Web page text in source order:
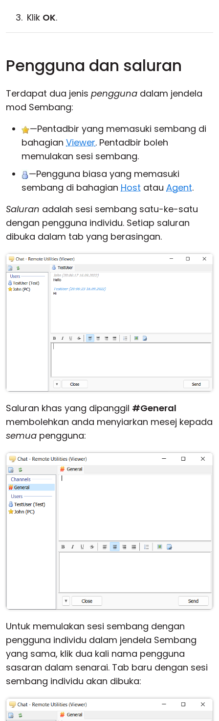
Klik OK.
Pengguna dan saluran
Terdapat dua jenis pengguna dalam jendela
mod Sembang:
—Pentadbir yang memasuki sembang di
bahagian Viewer. Pentadbir boleh
memulakan sesi sembang.
—Pengguna biasa yang memasuki
sembang di bahagian Host atau Agent.
Saluran adalah sesi sembang satu-ke-satu
dengan pengguna individu. Setiap saluran
dibuka dalam tab yang berasingan.
Saluran khas yang dipanggil #General
membolehkan anda menyiarkan mesej kepada
semua pengguna:
Untuk memulakan sesi sembang dengan
pengguna individu dalam jendela Sembang
yang sama, klik dua kali nama pengguna
sasaran dalam senarai. Tab baru dengan sesi
sembang individu akan dibuka: